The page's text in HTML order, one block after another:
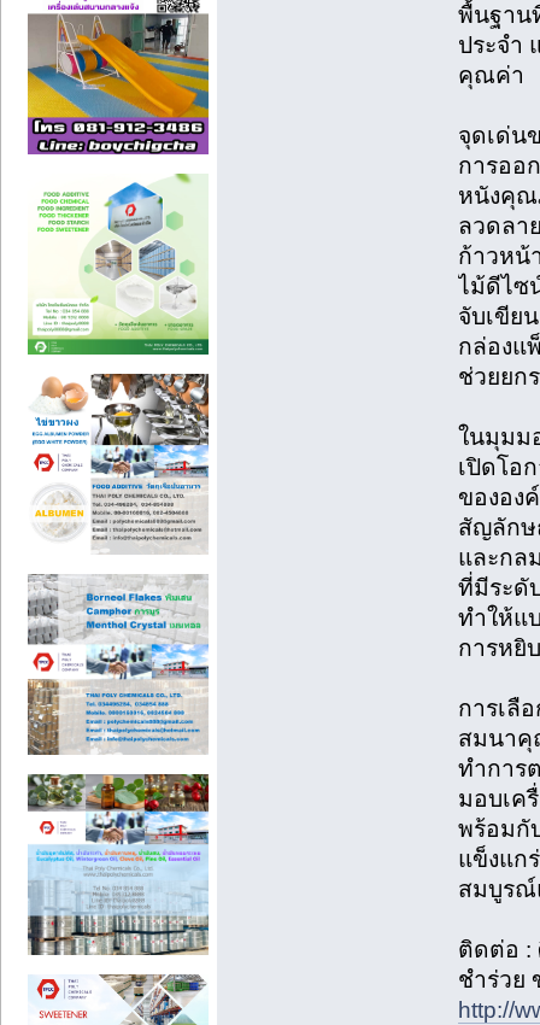
พื้นฐาน
ประจำ
คุณค่า
จุดเด่น
การออ
หนังคุณ
ลวดลา
ก้าวหน้
ไม้ดีไซ
จับเขีย
กล่องแ
ช่วยยก
ในมุมม
เปิดโอ
ขององ
สัญลักษ
และกล
ที่มีระดั
ทำให้แ
การหยิ
การเลื
สมนาคุ
ทำการ
มอบเค
พร้อมกั
แข็งแก
สมบูรณ์
ติดต่อ :
ชำร่วย
http://